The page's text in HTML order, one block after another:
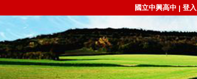
國立中興高中 | 登入